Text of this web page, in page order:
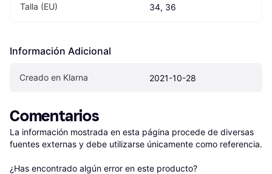
Talla (EU) 34, 36
Información Adicional
Creado en Klarna 2021-10-28
Comentarios
La información mostrada en esta página procede de diversas
fuentes externas y debe utilizarse únicamente como referencia.
¿Has encontrado algún error en este producto?